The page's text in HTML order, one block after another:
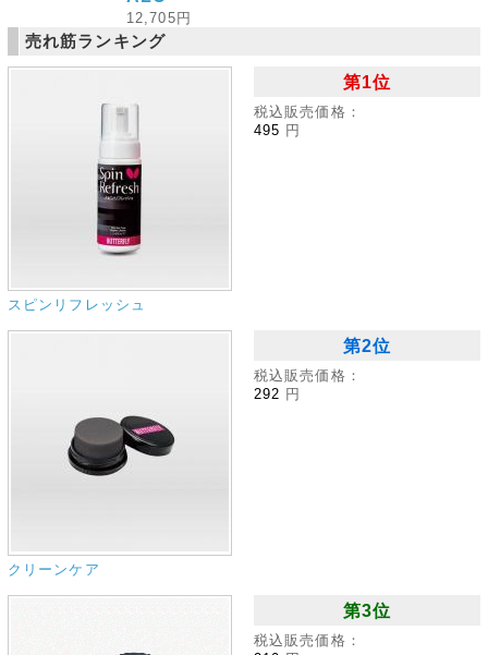
12,705円
売れ筋ランキング
第1位
税込販売価格：
495 円
スピンリフレッシュ
第2位
税込販売価格：
292 円
クリーンケア
第3位
税込販売価格：